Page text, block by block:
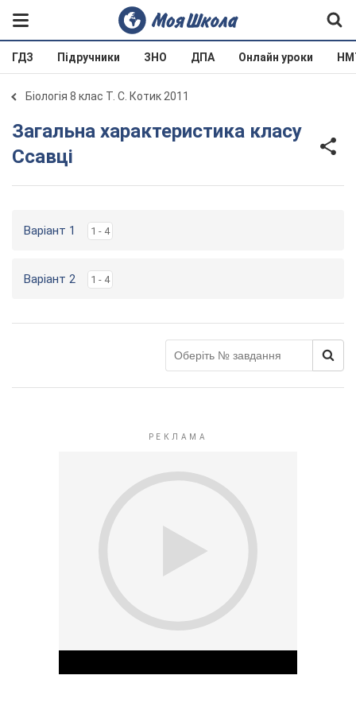
ГДЗ Підручники ЗНО ДПА Онлайн уроки
Біологія 8 клас Т. С. Котик 2011
Загальна характеристика класу
Ссавці
Варіант 1 1 - 4
Варіант 2 1 - 4